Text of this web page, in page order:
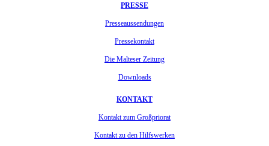
PRESSE
Presseaussendungen
Pressekontakt
Die Malteser Zeitung
Downloads
KONTAKT
Kontakt zum Großpriorat
Kontakt zu den Hilfswerken